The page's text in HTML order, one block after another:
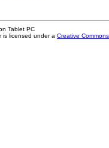
Tablet PC
is licensed under a Creative